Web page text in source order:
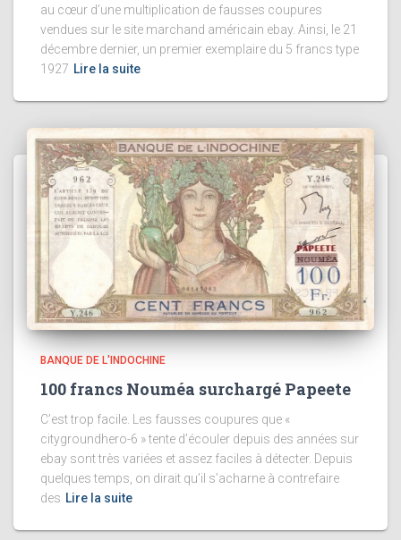
au cœur d’une multiplication de fausses coupures
vendues sur le site marchand américain ebay. Ainsi, le 21
décembre dernier, un premier exemplaire du 5 francs type
1927 Lire la suite
BANQUE DE L'INDOCHINE
100 francs Nouméa surchargé Papeete
C’est trop facile. Les fausses coupures que «
citygroundhero-6 » tente d’écouler depuis des années sur
ebay sont très variées et assez faciles à détecter. Depuis
quelques temps, on dirait qu’il s’acharne à contrefaire
des Lire la suite